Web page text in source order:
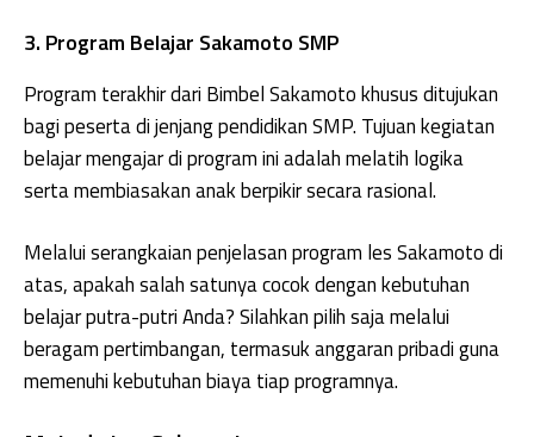
3. Program Belajar Sakamoto SMP
Program terakhir dari Bimbel Sakamoto khusus ditujukan
bagi peserta di jenjang pendidikan SMP. Tujuan kegiatan
belajar mengajar di program ini adalah melatih logika
serta membiasakan anak berpikir secara rasional.
Melalui serangkaian penjelasan program les Sakamoto di
atas, apakah salah satunya cocok dengan kebutuhan
belajar putra-putri Anda? Silahkan pilih saja melalui
beragam pertimbangan, termasuk anggaran pribadi guna
memenuhi kebutuhan biaya tiap programnya.